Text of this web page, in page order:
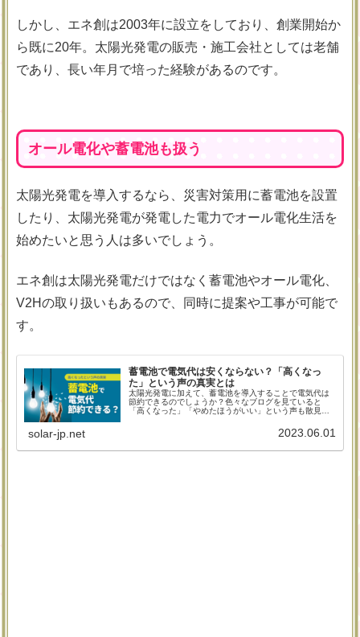
しかし、エネ創は2003年に設立をしており、創業開始か
ら既に20年。太陽光発電の販売・施工会社としては老舗
であり、長い年月で培った経験があるのです。
オール電化や蓄電池も扱う
太陽光発電を導入するなら、災害対策用に蓄電池を設置
したり、太陽光発電が発電した電力でオール電化生活を
始めたいと思う人は多いでしょう。
エネ創は太陽光発電だけではなく蓄電池やオール電化、
V2Hの取り扱いもあるので、同時に提案や工事が可能で
す。
蓄電池で電気代は安くならない？「高くなっ
た」という声の真実とは
太陽光発電に加えて、蓄電池を導入することで電気代は
節約できるのでしょうか？色々なブログを見ていると
「高くなった」「やめたほうがいい」という声も散見さ
悔しないために、蓄電池と電気代の関係を見ていきまし
solar-jp.net 2023.06.01